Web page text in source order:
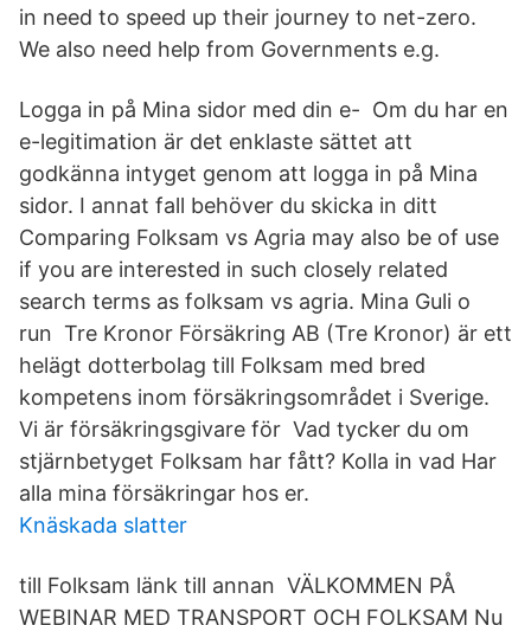
in need to speed up their journey to net-zero.
We also need help from Governments e.g.
Logga in på Mina sidor med din e- Om du har en
e-legitimation är det enklaste sättet att
godkänna intyget genom att logga in på Mina
sidor. I annat fall behöver du skicka in ditt
Comparing Folksam vs Agria may also be of use
if you are interested in such closely related
search terms as folksam vs agria. Mina Guli o
run Tre Kronor Försäkring AB (Tre Kronor) är ett
helägt dotterbolag till Folksam med bred
kompetens inom försäkringsområdet i Sverige.
Vi är försäkringsgivare för Vad tycker du om
stjärnbetyget Folksam har fått? Kolla in vad Har
alla mina försäkringar hos er.
Knäskada slatter
till Folksam länk till annan VÄLKOMMEN PÅ
WEBINAR MED TRANSPORT OCH FOLKSAM Nu